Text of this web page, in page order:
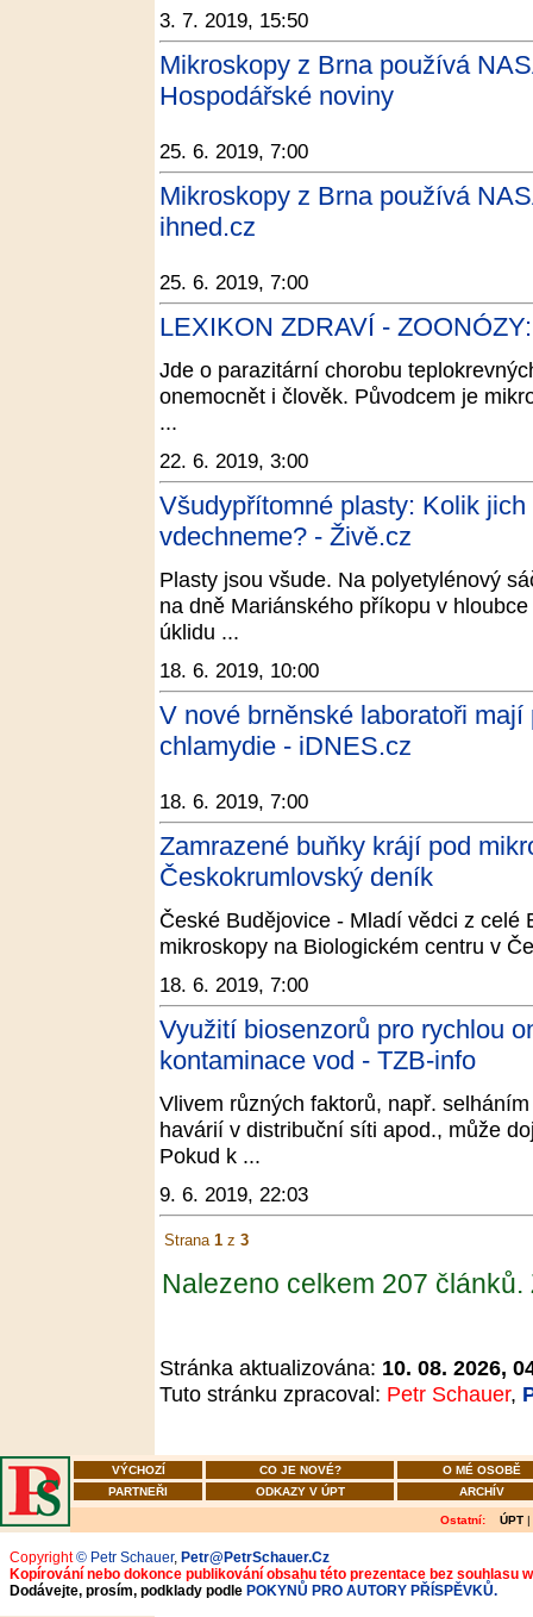
3. 7. 2019, 15:50
Mikroskopy z Brna používá
Hospodářské noviny
25. 6. 2019, 7:00
Mikroskopy z Brna používá
ihned.cz
25. 6. 2019, 7:00
LEXIKON ZDRAVÍ -
Jde o parazitární chorobu
onemocnět i člověk. Původcem je
...
22. 6. 2019, 3:00
Všudypřítomné plasty: Kolik
vdechneme? - Živě.cz
Plasty jsou všude. Na polyetylénový
na dně Mariánského příkopu v
úklidu ...
18. 6. 2019, 10:00
V nové brněnské laboratoři
chlamydie - iDNES.cz
18. 6. 2019, 7:00
Zamrazené buňky krájí pod
Českokrumlovský deník
České Budějovice - Mladí vědci z celé
mikroskopy na Biologickém centru v
18. 6. 2019, 7:00
Využití biosenzorů pro rychlou
kontaminace vod - TZB-info
Vlivem různých faktorů, např.
havárií v distribuční síti apod., může
Pokud k ...
9. 6. 2019, 22:03
Strana 1 z 3
Nalezeno celkem 207
Stránka aktualizována: 10. 08. 2026,
Tuto stránku zpracoval: Petr Schauer,
VÝCHOZÍ CO JE NOVÉ?
O MÉ OSOBĚ
PARTNEŘI
ODKAZY V ÚPT ARCHÍV
Ostatní: ÚPT |
Copyright© Petr Schauer, Petr@PetrSchauer.Cz
Kopírování nebo dokonce publikování obsahu této prezentace bez souhlasu
Dodávejte, prosím, podklady podle POKYNŮ PRO AUTORY PŘÍSPĚVKŮ.